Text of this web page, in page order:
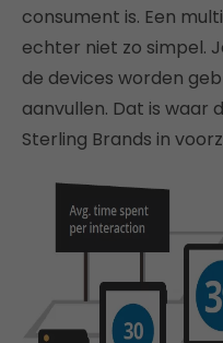
consument is. Een
echter niet zo simpel.
de devices worden
aanvullen. Dat is waar
Sterling Brands in